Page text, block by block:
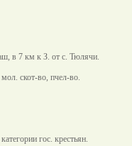
в 7 км к З. от с. Тюлячи.
скот-во, пчел-во.
гос. крестьян.